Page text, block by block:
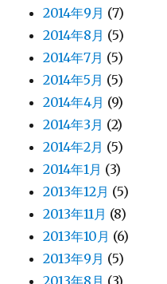
2014年9月 (7)
2014年8月 (5)
2014年7月 (5)
2014年5月 (5)
2014年4月 (9)
2014年3月 (2)
2014年2月 (5)
2014年1月 (3)
2013年12月 (5)
2013年11月 (8)
2013年10月 (6)
2013年9月 (5)